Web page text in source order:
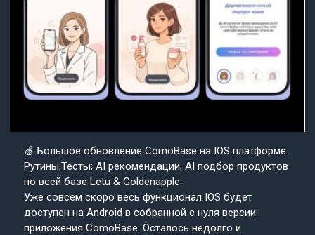
🍏 Большое обновление ComoBase на IOS платформе.
Рутины;Тесты; AI рекомендации; AI подбор продуктов
по всей базе Letu & Goldenapple.
Уже совсем скоро весь функционал IOS будет
доступен на Android в собранной с нуля версии
приложения ComoBase. Осталось недолго и